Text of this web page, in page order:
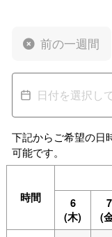
前の一週間
下記からご希望の日
可能です。
時間
6
(木)
7
(